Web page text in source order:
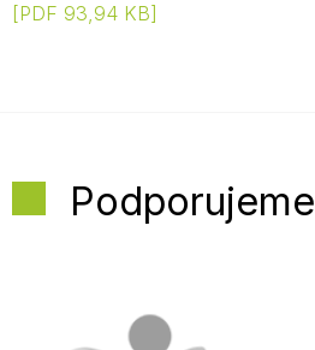
PDF 93,94 KB
Podporujeme